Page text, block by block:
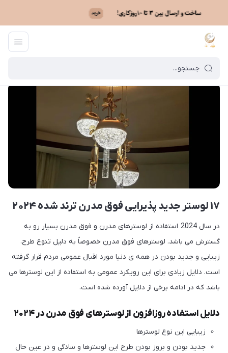
ماه نو / بایگانی نوشته‌ها
۱۷ لوستر جدید پذیرایی فوق مدرن ترند شده ۲۰۲۴
در سال 2024 استفاده از لوسترهای مدرن و فوق مدرن بسیار رو به
گسترش می باشد. لوسترهای فوق مدرن خصوصاً به دلیل تنوع طرح،
زیبایی و جدید بودن در همه ی دنیا مورد اقبال عمومی مردم قرار گرفته
است. دلایل زیادی برای این رویکرد عمومی به استفاده از این لوسترها می
باشد که در ادامه برخی از دلایل آورده شده است.
دلایل استفاده روزافزون از لوسترهای فوق مدرن در ۲۰۲۴
زیبایی این نوع لوسترها
جدید بودن و بروز بودن طرح این لوسترها و سادگی و در عین حال